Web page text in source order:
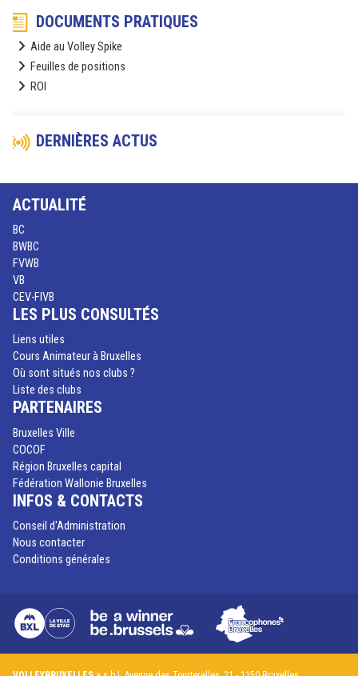
DOCUMENTS PRATIQUES
Aide au Volley Spike
Feuilles de positions
ROI
DERNIÈRES ACTUS
ACTUALITÉ
BC
BWBC
FVWB
VB
CEV-FIVB
LES PLUS CONSULTÉS
Liens utiles
Cours Animateur à Bruxelles
Où sont situés nos clubs ?
Liste des clubs
PARTENAIRES
Bruxelles Ville
COCOF
Région Bruxelles capital
Fédération Wallonie Bruxelles
INFOS & CONTACTS
Conseil d'Administration
Nous contacter
Conditions générales